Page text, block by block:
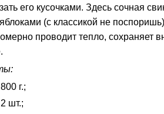
его кусочками. Здесь сочная
(с классикой не
проводит тепло, сохраняет
г.;
шт.;